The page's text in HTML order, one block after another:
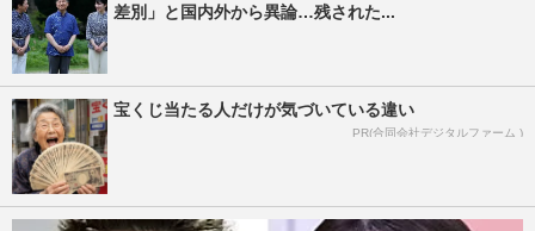
差別」と国内外から異論…残された...
宝くじ当たる人だけが気づいている違い
PR(合同会社デジタルファーム )